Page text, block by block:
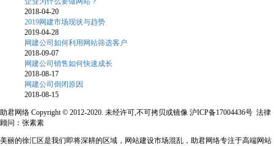
2018-04-20
2019网建市场现状与趋势
2019-04-28
网建公司如何利用网站筛选客户
2018-09-07
网建公司销售如何快速成长
2018-08-17
网建公司倒闭原因
2018-08-15
助君网络 Copyright © 2012-2020. 未经许可,不可拷贝或镜像 沪ICP备17004436号 法律
顾问：张素素
美丽的徐汇区是我们即将深耕的区域，网站建设市场混乱，助君网络专注于高端网站